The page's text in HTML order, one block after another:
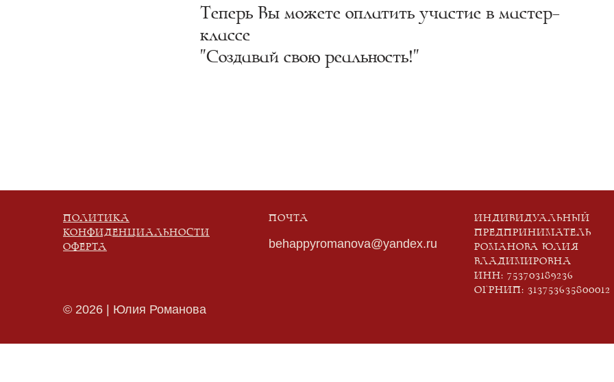
Теперь Вы можете оплатить участие в мастер-
классе
"Создавай свою реальность!"
ПОЛИТИКА
КОНФИДЕНЦИАЛЬНОСТИ
ОФЕРТА
© 2026 | Юлия Романова
ПОЧТА
behappyromanova@yandex.ru
ИНДИВИДУАЛЬНЫЙ
ПРЕДПРИНИМАТЕЛЬ
РОМАНОВА ЮЛИЯ
ВЛАДИМИРОВНА
ИНН: 753703189236
ОГРНИП: 313753635800012